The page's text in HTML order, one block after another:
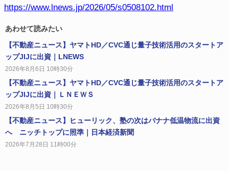
https://www.lnews.jp/2026/05/s0508102.html
あわせて読みたい
【不動産ニュース】ヤマトHD／CVC通じ量子技術活用のスタートア
ップJIJに出資｜LNEWS
2026年8月6日 10時30分
【不動産ニュース】ヤマトHD／CVC通じ量子技術活用のスタートア
ップJIJに出資｜ＬＮＥＷＳ
2026年8月5日 10時30分
【不動産ニュース】ヒューリック、塾の次はバナナ低温物流に出資
へ ニッチトップに照準｜日本経済新聞
2026年7月28日 11時00分